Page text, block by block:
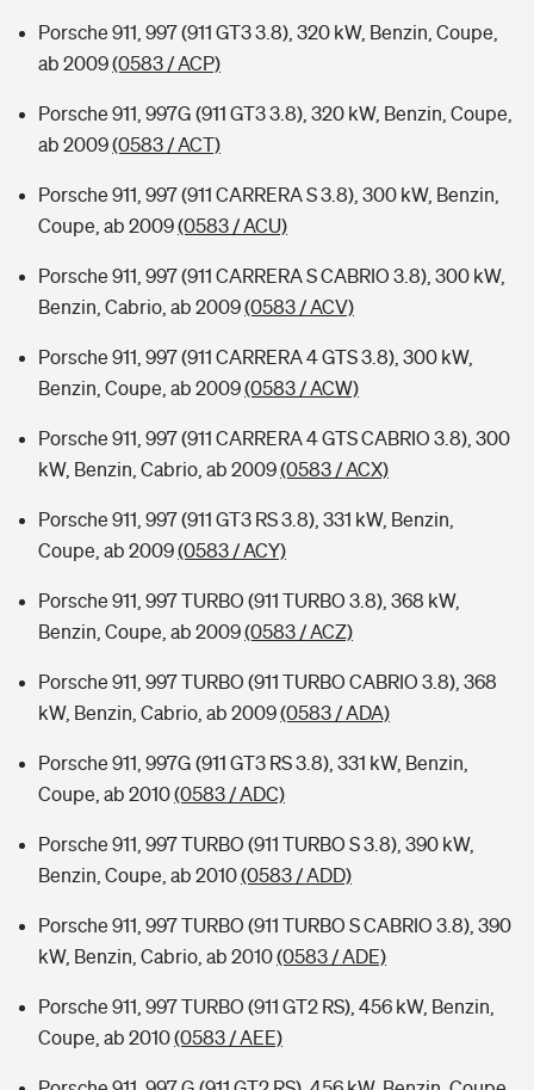
Porsche 911, 997 (911 GT3 3.8), 320 kW, Benzin, Coupe,
ab 2009(0583 / ACP)
Porsche 911, 997G (911 GT3 3.8), 320 kW, Benzin, Coupe,
ab 2009(0583 / ACT)
Porsche 911, 997 (911 CARRERA S 3.8), 300 kW, Benzin,
Coupe, ab 2009(0583 / ACU)
Porsche 911, 997 (911 CARRERA S CABRIO 3.8), 300 kW,
Benzin, Cabrio, ab 2009(0583 / ACV)
Porsche 911, 997 (911 CARRERA 4 GTS 3.8), 300 kW,
Benzin, Coupe, ab 2009(0583 / ACW)
Porsche 911, 997 (911 CARRERA 4 GTS CABRIO 3.8), 300
kW, Benzin, Cabrio, ab 2009(0583 / ACX)
Porsche 911, 997 (911 GT3 RS 3.8), 331 kW, Benzin,
Coupe, ab 2009(0583 / ACY)
Porsche 911, 997 TURBO (911 TURBO 3.8), 368 kW,
Benzin, Coupe, ab 2009(0583 / ACZ)
Porsche 911, 997 TURBO (911 TURBO CABRIO 3.8), 368
kW, Benzin, Cabrio, ab 2009(0583 / ADA)
Porsche 911, 997G (911 GT3 RS 3.8), 331 kW, Benzin,
Coupe, ab 2010(0583 / ADC)
Porsche 911, 997 TURBO (911 TURBO S 3.8), 390 kW,
Benzin, Coupe, ab 2010(0583 / ADD)
Porsche 911, 997 TURBO (911 TURBO S CABRIO 3.8), 390
kW, Benzin, Cabrio, ab 2010(0583 / ADE)
Porsche 911, 997 TURBO (911 GT2 RS), 456 kW, Benzin,
Coupe, ab 2010(0583 / AEE)